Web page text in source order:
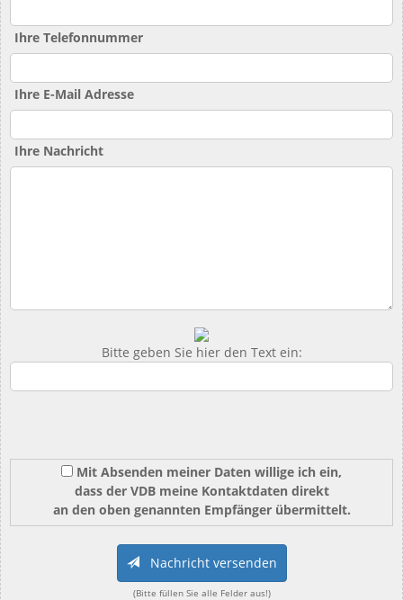
Ihre Telefonnummer
Ihre E-Mail Adresse
Ihre Nachricht
Bitte geben Sie hier den Text ein:
Mit Absenden meiner Daten willige ich ein,
dass der VDB meine Kontaktdaten direkt
an den oben genannten Empfänger übermittelt.
Nachricht versenden
(Bitte füllen Sie alle Felder aus!)